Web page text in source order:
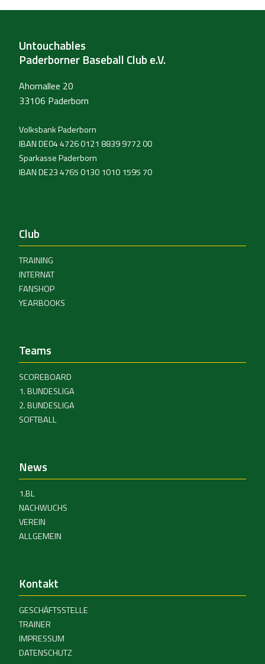
Untouchables
Paderborner Baseball Club e.V.
Ahornallee 20
33106 Paderborn
Volksbank Paderborn
IBAN DE04 4726 0121 8839 9772 00
Sparkasse Paderborn
IBAN DE23 4765 0130 1010 1595 70
Club
TRAINING
INTERNAT
FANSHOP
YEARBOOKS
Teams
SCOREBOARD
1. BUNDESLIGA
2. BUNDESLIGA
SOFTBALL
News
1.BL
NACHWUCHS
VEREIN
ALLGEMEIN
Kontakt
GESCHÄFTSSTELLE
TRAINER
IMPRESSUM
DATENSCHUTZ